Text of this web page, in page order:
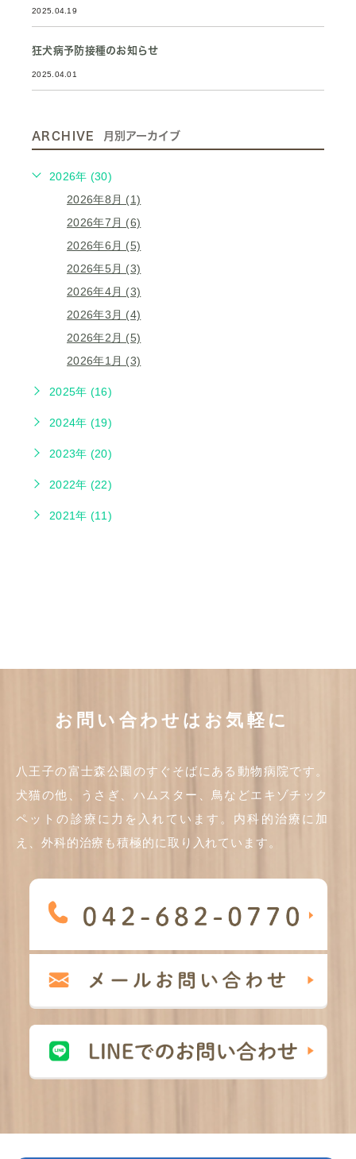
2025.04.19
狂犬病予防接種のお知らせ
2025.04.01
ARCHIVE 月別アーカイブ
2026年 (30)
2026年8月 (1)
2026年7月 (6)
2026年6月 (5)
2026年5月 (3)
2026年4月 (3)
2026年3月 (4)
2026年2月 (5)
2026年1月 (3)
2025年 (16)
2024年 (19)
2023年 (20)
2022年 (22)
2021年 (11)
お問い合わせはお気軽に
八王子の富士森公園のすぐそばにある動物病院です。
犬猫の他、うさぎ、ハムスター、鳥などエキゾチック
ペットの診療に力を入れています。内科的治療に加
え、外科的治療も積極的に取り入れています。